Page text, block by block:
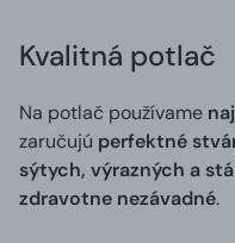
Kvalitná potlač
Na potlač používame
zaručujú perfektné
sýtych, výrazných a
zdravotne nezávadné.